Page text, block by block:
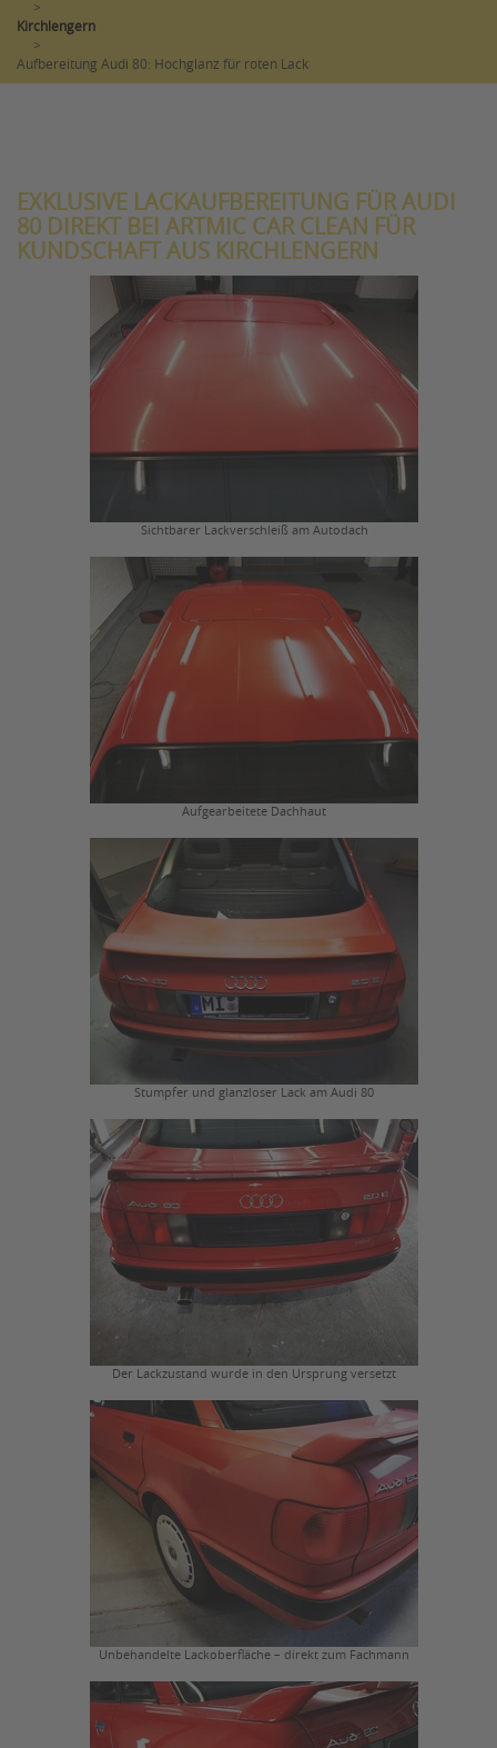
>
Kirchlengern
>
Aufbereitung Audi 80: Hochglanz für roten Lack
EXKLUSIVE LACKAUFBEREITUNG FÜR AUDI
80 DIREKT BEI ARTMIC CAR CLEAN FÜR
KUNDSCHAFT AUS KIRCHLENGERN
Sichtbarer Lackverschleiß am Autodach
Aufgearbeitete Dachhaut
Stumpfer und glanzloser Lack am Audi 80
Der Lackzustand wurde in den Ursprung versetzt
Unbehandelte Lackoberfläche – direkt zum Fachmann